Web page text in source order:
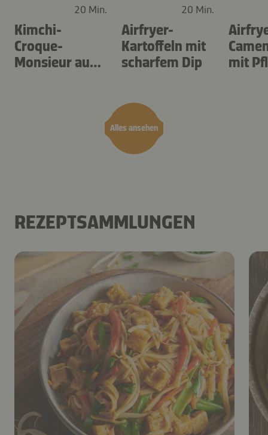
Alles ansehen
20 Min.
Kimchi-
Croque-
Monsieur aus
20 Min.
Airfryer-
Kartoffeln mit
scharfem Dip
mit
REZEPTSAMMLUNGEN